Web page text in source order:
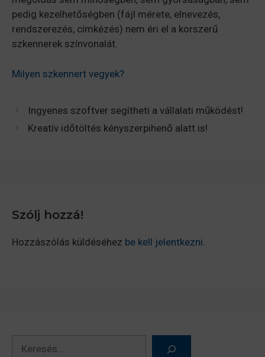
pedig kezelhetőségben (fájl mérete, elnevezés,
rendszerezés, címkézés) nem éri el a korszerű
szkennerek színvonalát.
Milyen szkennert vegyek?
Ingyenes szoftver segítheti a vállalati működést!
Kreatív időtöltés kényszerpihenő alatt is!
Szólj hozzá!
Hozzászólás küldéséhez be kell jelentkezni